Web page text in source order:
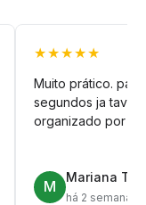
★★★★★
Muito prático.
segundos ja tava
organizado por
M
Mariana T.
há 2 semanas